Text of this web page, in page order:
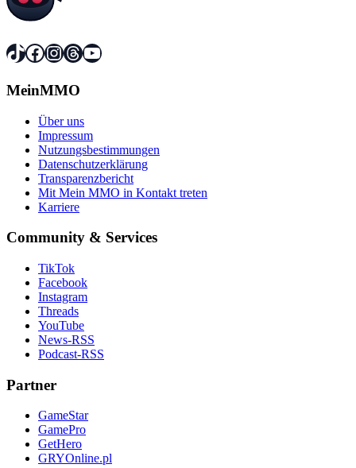
TikTok
Facebook
Instagram
Threads
YouTube
MeinMMO
Über uns
Impressum
Nutzungsbestimmungen
Datenschutzerklärung
Transparenzbericht
Mit Mein MMO in Kontakt treten
Karriere
Community & Services
TikTok
Facebook
Instagram
Threads
YouTube
News-RSS
Podcast-RSS
Partner
GameStar
GamePro
GetHero
GRYOnline.pl